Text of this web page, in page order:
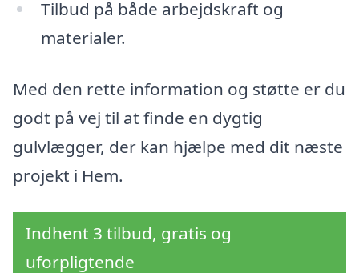
Tilbud på både arbejdskraft og
materialer.
Med den rette information og støtte er du
godt på vej til at finde en dygtig
gulvlægger, der kan hjælpe med dit næste
projekt i Hem.
Indhent 3 tilbud, gratis og
uforpligtende